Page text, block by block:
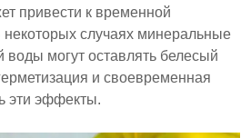
привести к временной
случаях минеральные
воды могут оставлять белесый
и своевременная
эти эффекты.